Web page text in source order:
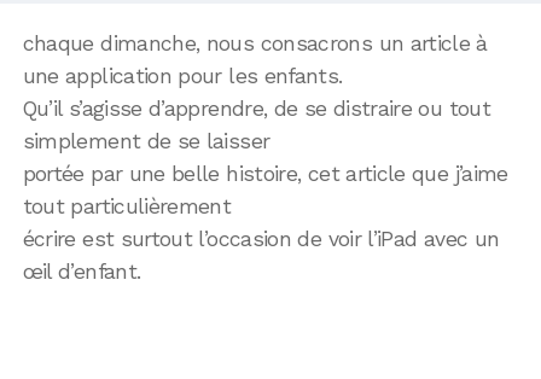
chaque dimanche, nous consacrons un article à
une application pour les enfants.
Qu’il s’agisse d’apprendre, de se distraire ou tout
simplement de se laisser
portée par une belle histoire, cet article que j’aime
tout particulièrement
écrire est surtout l’occasion de voir l’iPad avec un
œil d’enfant.